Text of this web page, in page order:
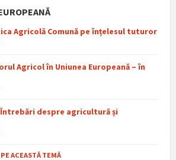
Agricolă Comună pe înțelesul tuturor
Agricol în Uniunea Europeană – în
despre agricultură și
ACEASTĂ TEMĂ